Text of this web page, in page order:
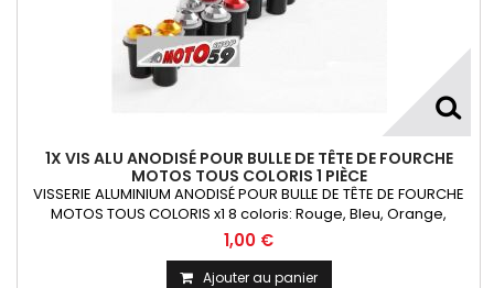
1X VIS ALU ANODISÉ POUR BULLE DE TÊTE DE FOURCHE
MOTOS TOUS COLORIS 1 PIÈCE
VISSERIE ALUMINIUM ANODISÉ POUR BULLE DE TÊTE DE FOURCHE
MOTOS TOUS COLORIS x1 8 coloris: Rouge, Bleu, Orange,
Argent, Titanium, Or, Noir et VertKit= Vis M5x16 alu + écrou
caoutchouc fileté + rondelle La Pièce !!!
1,00 €
Ajouter au panier